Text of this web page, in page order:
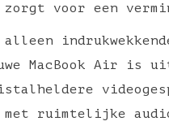
voor een
MacBook Air is
met ruimtelijke